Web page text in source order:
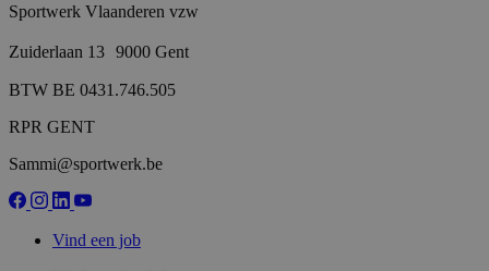
Sportwerk Vlaanderen vzw
Zuiderlaan 13 9000 Gent
BTW BE 0431.746.505
RPR GENT
Sammi@sportwerk.be
Vind een job